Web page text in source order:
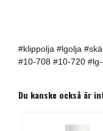
#klippolja #lgolja
#10-708 #10-720
Du kanske också är